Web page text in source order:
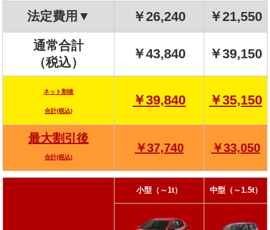
法定費用▼ ￥26,240 ￥21,550
通常合計
（税込）
￥43,840 ￥39,150
ネット割後
合計(税込)
￥39,840 ￥35,150
最大割引後
合計(税込)
￥37,740 ￥33,050
小型（～1t） 中型（～1.5t）